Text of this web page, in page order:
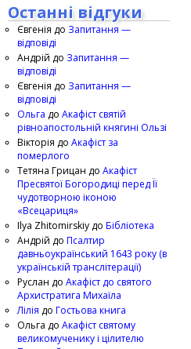
Останні відгуки
Євгенія до Запитання —
відповіді
Андрій до Запитання —
відповіді
Євгенія до Запитання —
відповіді
Ольга до Акафіст святій
рівноапостольній княгині Ользі
Вікторія до Акафіст за
померлого
Тетяна Грицан до Акафіст
Пресвятої Богородиці перед Її
чудотворною іконою
«Всецариця»
Ilya Zhitomirskiy до Бібліотека
Андрій до Псалтир
давньоукраїнський 1643 року (в
українській транслітерації)
Руслан до Акафіст до святого
Архистратига Михаїла
Лілія до Гостьова книга
Ольга до Акафіст святому
великомученику і цілителю